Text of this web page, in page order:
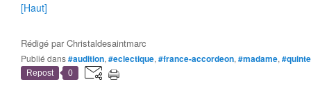
[Haut]
Rédigé parChristaldesaintmarc
Publié dans#audition, #eclectique, #france-accordeon, #madame,
Repost 0